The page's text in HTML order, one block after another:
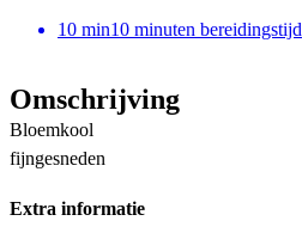
10 min10 minuten bereidingstijd
Omschrijving
Bloemkool
fijngesneden
Extra informatie